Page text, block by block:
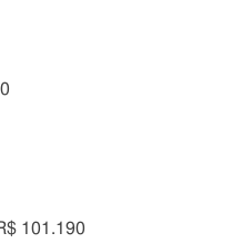
101.190